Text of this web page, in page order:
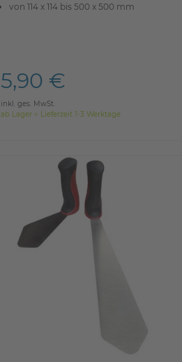
von 114 x 114 bis 500 x 500 mm
5,90 €
inkl. ges. MwSt.
ab Lager > Lieferzeit 1-3 Werktage